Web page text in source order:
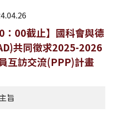
修訂
獎項
訊息
：00截止】國科會與德
共同徵求2025-2026
互訪交流(PPP)計畫
旨